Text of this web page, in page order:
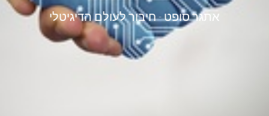
אתגר סופט - חיבור לעולם הדיגיטלי